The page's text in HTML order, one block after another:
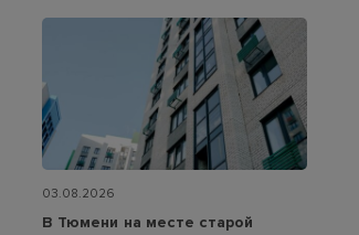
03.08.2026
В Тюмени на месте старой